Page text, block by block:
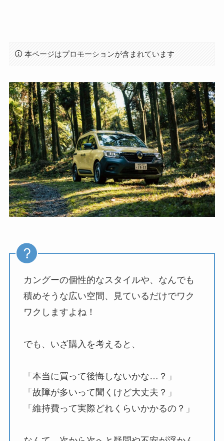
本ページはプロモーションが含まれています
カングーの個性的なスタイルや、なんでも
積めそうな広い空間、見ているだけでワク
ワクしますよね！
でも、いざ購入を考えると、
「本当に買って後悔しないかな…？」
「故障が多いって聞くけど大丈夫？」
「維持費って実際どれくらいかかるの？」